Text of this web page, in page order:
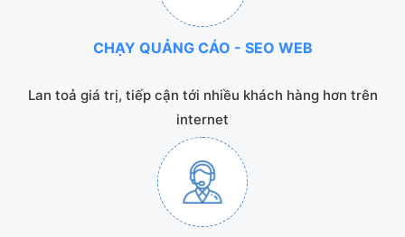
CHẠY QUẢNG CÁO - SEO WEB
Lan toả giá trị, tiếp cận tới nhiều khách hàng hơn trên
internet